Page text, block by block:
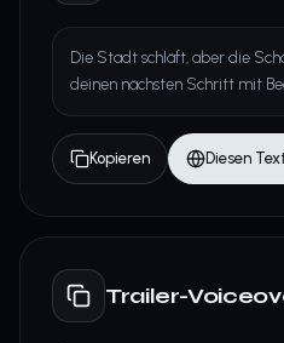
Die Stadt schläft, aber die
deinen nächsten Schritt mit
Kopieren Diesen
Trailer-